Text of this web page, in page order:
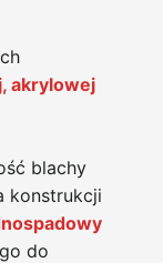
akrylowej
blachy
konstrukcji
do